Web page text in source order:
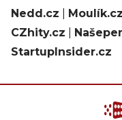
Nedd.cz
Moulík.cz
CZhity.cz
StartupInsider.cz